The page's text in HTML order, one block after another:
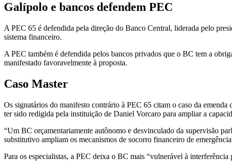
Galípolo e bancos defendem PEC
A PEC 65 é defendida pela direção do Banco Central, liderada pelo
sistema financeiro.
A PEC também é defendida pelos bancos privados que o BC tem a
manifestado favoravelmente à proposta.
Caso Master
Os signatários do manifesto contrário à PEC 65 citam o caso da
ter sido redigida pela instituição de Daniel Vorcaro para ampliar a
“Um BC orçamentariamente autônomo e desvinculado da supervisão
substitutivo ampliam os mecanismos de socorro financeiro de
Para os especialistas, a PEC deixa o BC mais “vulnerável à